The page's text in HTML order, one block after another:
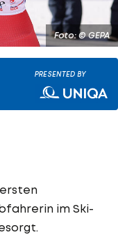
Foto: © GEPA
PRESENTED BY
im Ski-